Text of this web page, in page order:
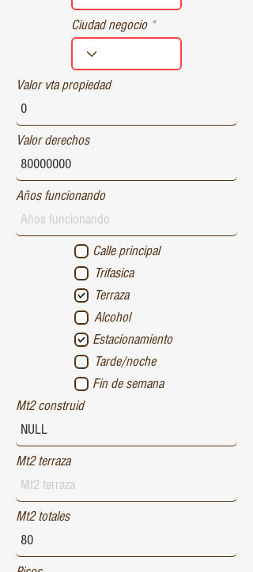
Ciudad negocio
Valor vta propiedad
Valor derechos
Años funcionando
Calle principal
Trifasica
Terraza
Alcohol
Estacionamiento
Tarde/noche
Fin de semana
Mt2 construid
Mt2 terraza
Mt2 totales